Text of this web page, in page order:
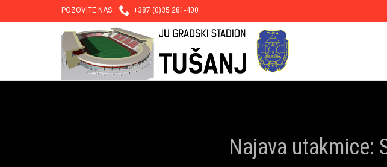
POZOVITE NAS:  +387 (0)35 281-400
Najava utakmice: